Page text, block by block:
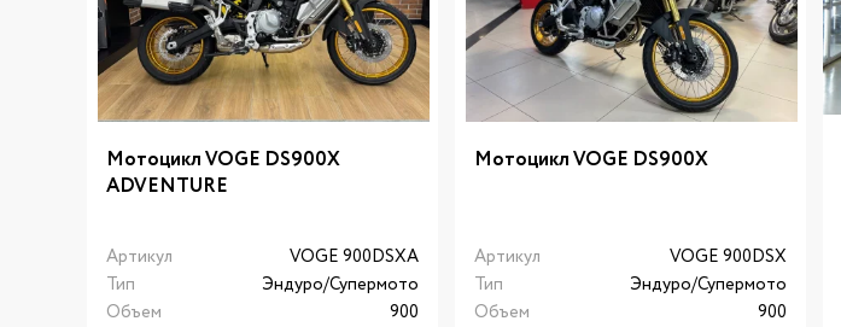
Мотоцикл VOGE DS900X
ADVENTURE
Артикул
VOGE 900DSXA
Тип
Эндуро/Супермото
Объем
900
Мотоцикл VOGE DS900X
Артикул
VOGE 900DSX
Тип
Эндуро/Супермото
Объем
900